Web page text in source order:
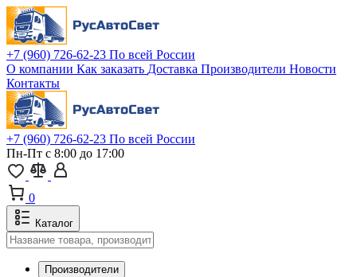
+7 (960) 726-62-23 По всей России
О компании Как заказать Доставка Производители Новости
Контакты
+7 (960) 726-62-23 По всей России
Пн-Пт с 8:00 до 17:00
0
Каталог
Производители